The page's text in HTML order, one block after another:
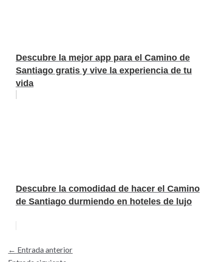
Descubre la mejor app para el Camino de
Santiago gratis y vive la experiencia de tu
vida
Descubre la comodidad de hacer el Camino
de Santiago durmiendo en hoteles de lujo
← Entrada anterior